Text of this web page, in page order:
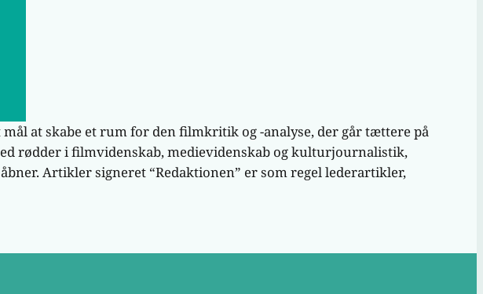
at skabe et rum for den filmkritik og -analyse, der går tættere på
rødder i filmvidenskab, medievidenskab og kulturjournalistik,
Artikler signeret “Redaktionen” er som regel lederartikler,